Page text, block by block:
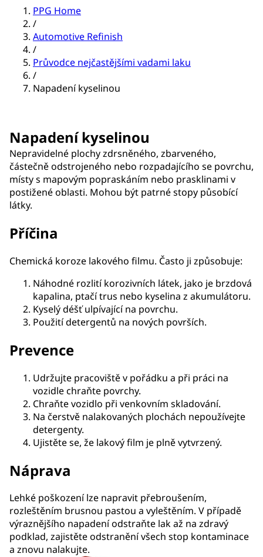
PPG Home
/
Automotive Refinish
/
Průvodce nejčastějšími vadami laku
/
Napadení kyselinou
Napadení kyselinou
Nepravidelné plochy zdrsněného, zbarveného,
částečně odstrojeného nebo rozpadajícího se povrchu,
místy s mapovým popraskáním nebo prasklinami v
postižené oblasti. Mohou být patrné stopy působící
látky.
Příčina
Chemická koroze lakového filmu. Často ji způsobuje:
Náhodné rozlití korozivních látek, jako je brzdová
kapalina, ptačí trus nebo kyselina z akumulátoru.
Kyselý déšť ulpívající na povrchu.
Použití detergentů na nových površích.
Prevence
Udržujte pracoviště v pořádku a při práci na
vozidle chraňte povrchy.
Chraňte vozidlo při venkovním skladování.
Na čerstvě nalakovaných plochách nepoužívejte
detergenty.
Ujistěte se, že lakový film je plně vytvrzený.
Náprava
Lehké poškození lze napravit přebroušením,
rozleštěním brusnou pastou a vyleštěním. V případě
výraznějšího napadení odstraňte lak až na zdravý
podklad, zajistěte odstranění všech stop kontaminace
a znovu nalakujte.